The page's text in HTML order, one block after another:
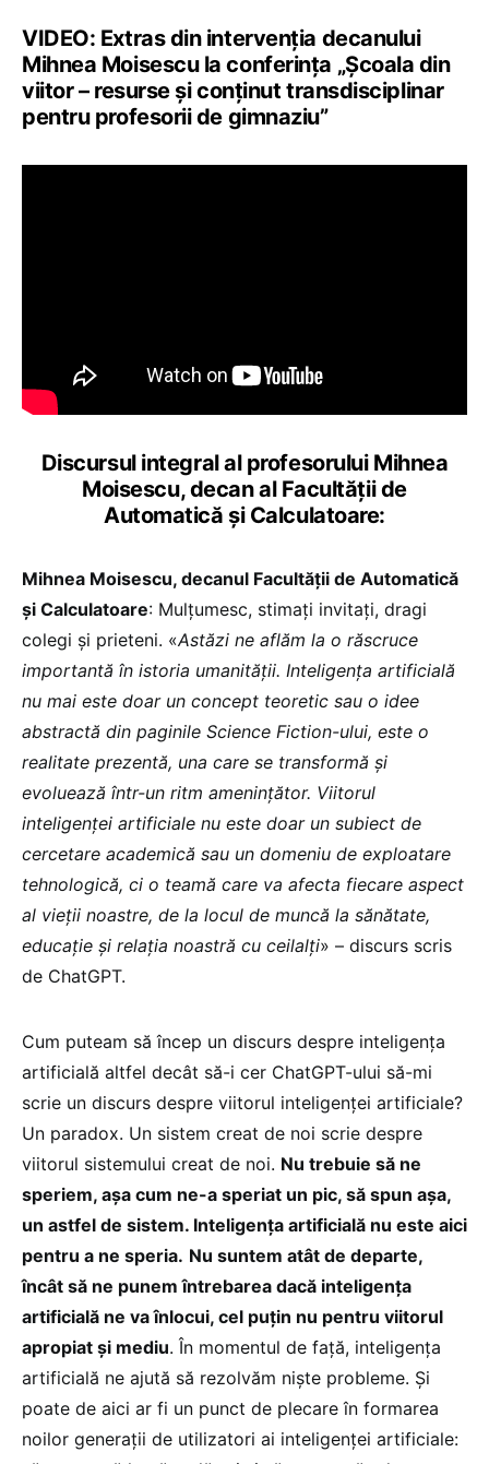
VIDEO: Extras din intervenția decanului
Mihnea Moisescu la conferința „Școala din
viitor – resurse și conținut transdisciplinar
pentru profesorii de gimnaziu”
Discursul integral al profesorului Mihnea
Moisescu, decan al Facultății de
Automatică și Calculatoare:
Mihnea Moisescu, decanul Facultății de Automatică
și Calculatoare: Mulțumesc, stimați invitați, dragi
colegi și prieteni. «Astăzi ne aflăm la o răscruce
importantă în istoria umanității. Inteligența artificială
nu mai este doar un concept teoretic sau o idee
abstractă din paginile Science Fiction-ului, este o
realitate prezentă, una care se transformă și
evoluează într-un ritm amenințător. Viitorul
inteligenței artificiale nu este doar un subiect de
cercetare academică sau un domeniu de exploatare
tehnologică, ci o teamă care va afecta fiecare aspect
al vieții noastre, de la locul de muncă la sănătate,
educație și relația noastră cu ceilalți» – discurs scris
de ChatGPT.
Cum puteam să încep un discurs despre inteligența
artificială altfel decât să-i cer ChatGPT-ului să-mi
scrie un discurs despre viitorul inteligenței artificiale?
Un paradox. Un sistem creat de noi scrie despre
viitorul sistemului creat de noi. Nu trebuie să ne
speriem, așa cum ne-a speriat un pic, să spun așa,
un astfel de sistem. Inteligența artificială nu este aici
pentru a ne speria. Nu suntem atât de departe,
încât să ne punem întrebarea dacă inteligența
artificială ne va înlocui, cel puțin nu pentru viitorul
apropiat și mediu. În momentul de față, inteligența
artificială ne ajută să rezolvăm niște probleme. Și
poate de aici ar fi un punct de plecare în formarea
noilor generații de utilizatori ai inteligenței artificiale: